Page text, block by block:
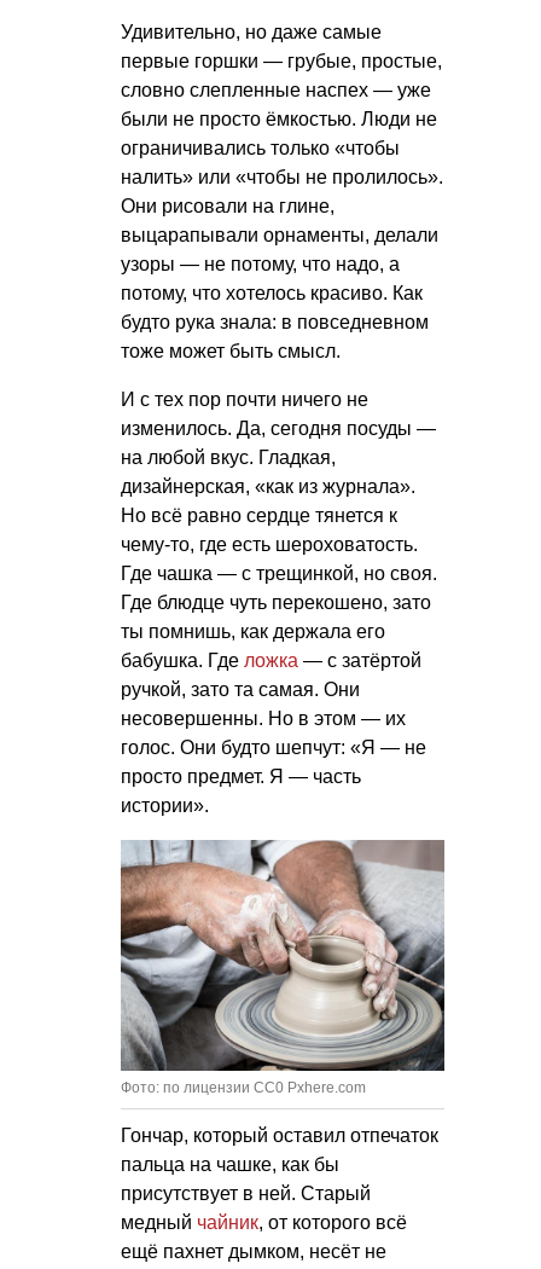
Удивительно, но даже самые
первые горшки — грубые, простые,
словно слепленные наспех — уже
были не просто ёмкостью. Люди не
ограничивались только «чтобы
налить» или «чтобы не пролилось».
Они рисовали на глине,
выцарапывали орнаменты, делали
узоры — не потому, что надо, а
потому, что хотелось красиво. Как
будто рука знала: в повседневном
тоже может быть смысл.
И с тех пор почти ничего не
изменилось. Да, сегодня посуды —
на любой вкус. Гладкая,
дизайнерская, «как из журнала».
Но всё равно сердце тянется к
чему-то, где есть шероховатость.
Где чашка — с трещинкой, но своя.
Где блюдце чуть перекошено, зато
ты помнишь, как держала его
бабушка. Где ложка — с затёртой
ручкой, зато та самая. Они
несовершенны. Но в этом — их
голос. Они будто шепчут: «Я — не
просто предмет. Я — часть
истории».
Фото: по лицензии CC0 Pxhere.com
Гончар, который оставил отпечаток
пальца на чашке, как бы
присутствует в ней. Старый
медный чайник, от которого всё
ещё пахнет дымком, несёт не